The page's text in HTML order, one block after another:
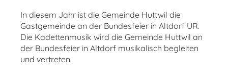
In diesem Jahr ist die Gemeinde Huttwil die
Gastgemeinde an der Bundesfeier in Altdorf UR.
Die Kadettenmusik wird die Gemeinde Huttwil an
der Bundesfeier in Altdorf musikalisch begleiten
und vertreten.